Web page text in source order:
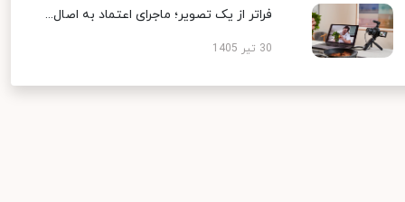
فراتر از یک تصویر؛ ماجرای اعتماد به اصال...
30 تیر 1405